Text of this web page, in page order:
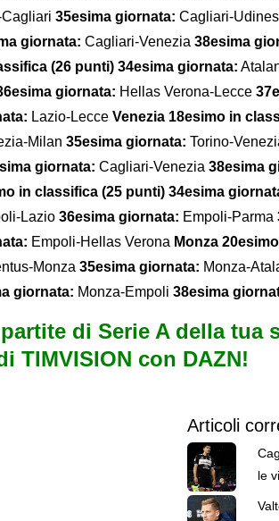
35esima giornata: Cagliari-
giornata: Cagliari-Venezia 38esima
(26 punti) 34esima giornata:
giornata: Hellas Verona-Lecce
Lazio-Lecce Venezia 18esimo in
Milan 35esima giornata: Torino-
giornata: Cagliari-Venezia 38esima
in classifica (25 punti) 34esima
Lazio 36esima giornata: Empoli-Parma
Empoli-Hellas Verona Monza
Monza 35esima giornata: Monza-
giornata: Monza-Empoli 38esima
di Serie A della tua
TIMVISION con DAZN!
Articoli
le